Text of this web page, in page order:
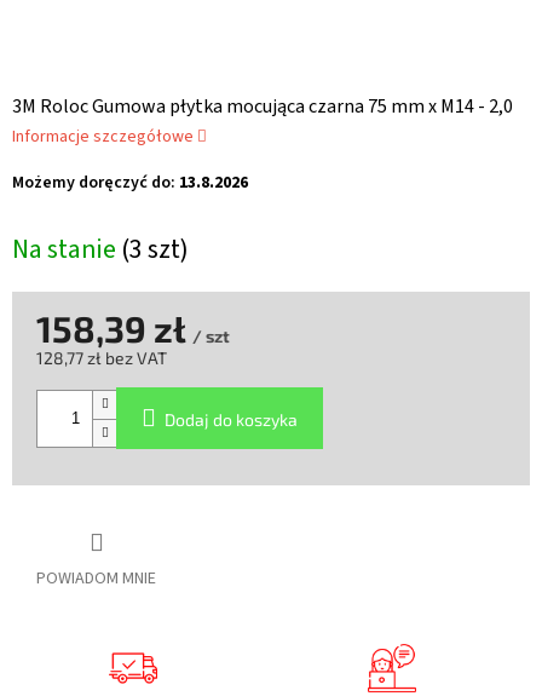
Na stanie (3 szt)
Możemy doręczyć do: 13.8.2026
3M Roloc Gumowa płytka mocująca czarna 75 mm x M14 - 2,0
Informacje szczegółowe
POWIADOM MNIE
158,39 zł / szt
128,77 zł bez VAT
jednostkowa:
Dodaj do koszyka